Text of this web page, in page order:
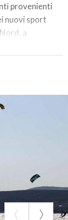
non
e
provenienti
nuovi sport
a
venti locali.
Lago
alla
Meina,
Locarno,
wakeboard,
pagaiando